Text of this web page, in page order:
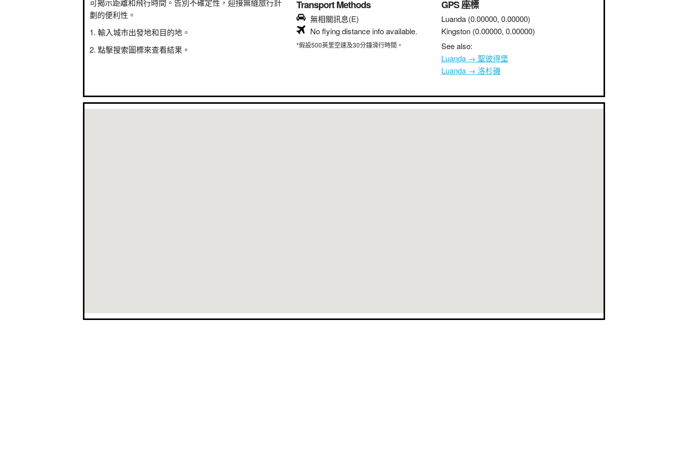
可揭示距離和飛行時間。告別不確定性，迎接無縫旅行計
劃的便利性。
輸入城市出發地和目的地。
點擊搜索圖標來查看結果。
Transport Methods
無相關訊息(E)
No flying distance info available.
*假設500英里空速及30分鐘滑行時間。
GPS 座標
Luanda (0.00000, 0.00000)
Kingston (0.00000, 0.00000)
See also:
Luanda → 聖彼得堡
Luanda → 洛杉磯